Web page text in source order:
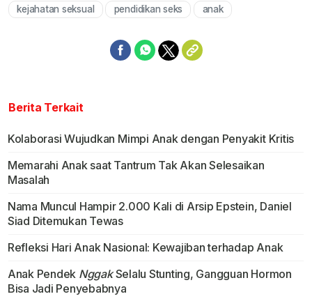
kejahatan seksual pendidikan seks anak
Berita Terkait
Kolaborasi Wujudkan Mimpi Anak dengan Penyakit Kritis
Memarahi Anak saat Tantrum Tak Akan Selesaikan
Masalah
Nama Muncul Hampir 2.000 Kali di Arsip Epstein, Daniel
Siad Ditemukan Tewas
Refleksi Hari Anak Nasional: Kewajiban terhadap Anak
Anak Pendek NggakSelalu Stunting, Gangguan Hormon
Bisa Jadi Penyebabnya